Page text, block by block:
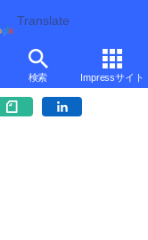
Translate
検索 Impressサイト
スクトップ